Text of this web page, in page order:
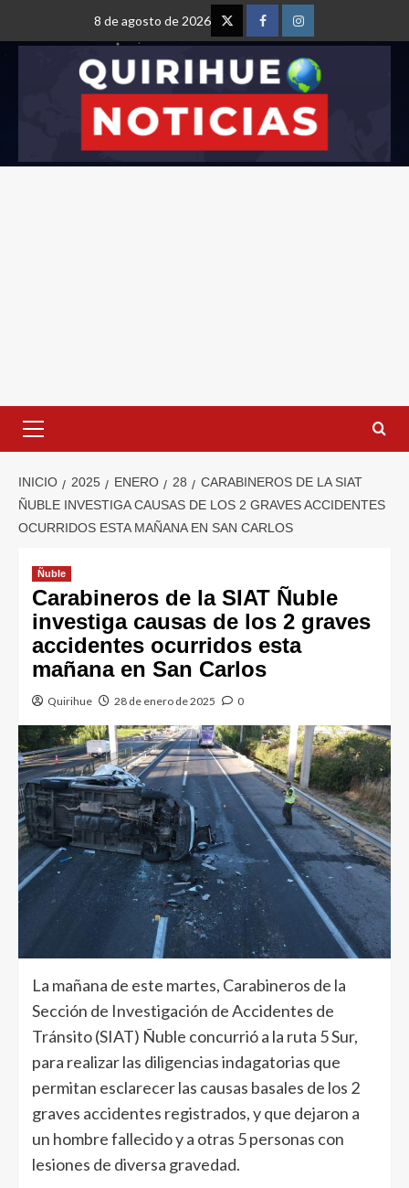
8 de agosto de 2026
INICIO 2025 ENERO 28
CARABINEROS DE LA SIAT
ÑUBLE INVESTIGA CAUSAS DE LOS 2 GRAVES ACCIDENTES
OCURRIDOS ESTA MAÑANA EN SAN CARLOS
Ñuble
Carabineros de la SIAT Ñuble
investiga causas de los 2 graves
accidentes ocurridos esta
mañana en San Carlos
Quirihue 28 de enero de 2025 0
La mañana de este martes, Carabineros de la
Sección de Investigación de Accidentes de
Tránsito (SIAT) Ñuble concurrió a la ruta 5 Sur,
para realizar las diligencias indagatorias que
permitan esclarecer las causas basales de los 2
graves accidentes registrados, y que dejaron a
un hombre fallecido y a otras 5 personas con
lesiones de diversa gravedad.